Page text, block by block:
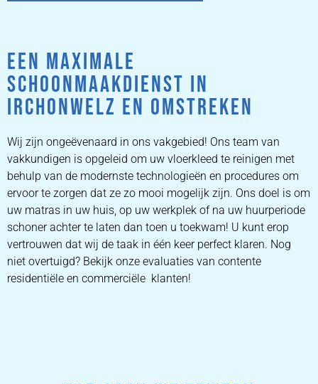
EEN MAXIMALE
SCHOONMAAKDIENST IN
IRCHONWELZ EN OMSTREKEN
Wij zijn ongeëvenaard in ons vakgebied! Ons team van
vakkundigen is opgeleid om uw vloerkleed te reinigen met
behulp van de modernste technologieën en procedures om
ervoor te zorgen dat ze zo mooi mogelijk zijn. Ons doel is om
uw matras in uw huis, op uw werkplek of na uw huurperiode
schoner achter te laten dan toen u toekwam! U kunt erop
vertrouwen dat wij de taak in één keer perfect klaren. Nog
niet overtuigd? Bekijk onze evaluaties van contente
residentiële en commerciële klanten!